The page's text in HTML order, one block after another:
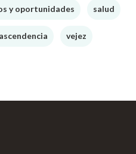
y oportunidades salud
vejez